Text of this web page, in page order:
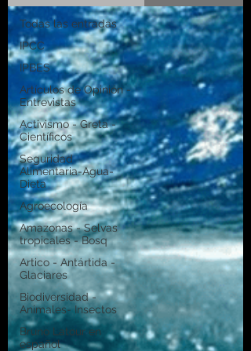
Todas las entradas
IPCC
IPBES
Artículos de Opinión -
Entrevistas
Activismo - Greta -
Científicos
Seguridad
Alimentaria-Agua-
Dieta
Agroecología
Amazonas - Selvas
tropicales - Bosq
Artico - Antártida -
Glaciares
Biodiversidad -
Animales- Insectos
Bruno Latour en
español